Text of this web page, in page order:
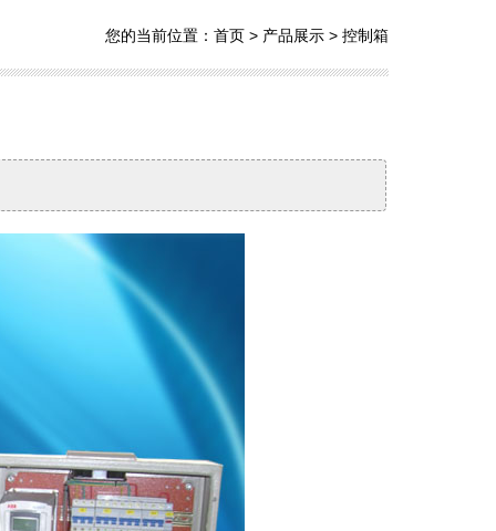
您的当前位置： 首页 > 产品展示 > 控制箱